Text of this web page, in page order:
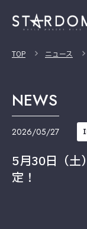
TOP ニュース
NEWS
2026/05/27
5月30日（
定！